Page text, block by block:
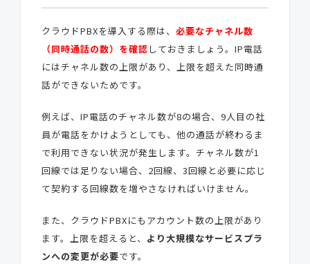
クラウドPBXを導入する際は、 必要なチャネル数
（同時通話の数）を確認 しておきましょう。IP電話
にはチャネル数の上限があり、上限を超えた同時通
話ができないためです。
例えば、IP電話のチャネル数が8の場合、9人目の社
員が電話をかけようとしても、他の通話が終わるま
で利用できない状況が発生します。チャネル数が1
回線では足りない場合、2回線、3回線と必要に応じ
て契約する回線数を増やさなければいけません。
また、クラウドPBXにもアカウント数の上限があり
ます。上限を超えると、 より大規模なサービスプラ
ンへの変更が必要です。